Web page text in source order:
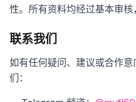
性。所有资料均经过基本审核
联系我们
如有任何疑问、建议或合作
们：